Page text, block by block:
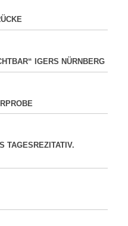
IGERS NÜRNBERG
TAGESREZITATIV.